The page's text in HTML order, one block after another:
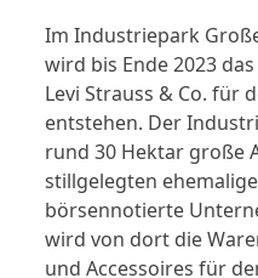
Im Industriepark
wird bis Ende 2023
Levi Strauss & Co. für
entstehen. Der
rund 30 Hektar große
stillgelegten
börsennotierte
wird von dort die
und Accessoires für